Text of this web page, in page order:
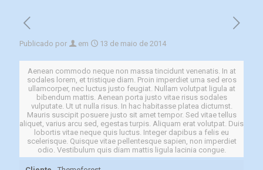
Publicado por em 13 de maio de 2014
Aenean commodo neque non massa tincidunt venenatis. In at
sodales lorem, et tristique diam. Proin imperdiet urna sed eros
ullamcorper, nec luctus justo feugiat. Nullam volutpat ligula at
bibendum mattis. Aenean porta justo vitae risus sodales
vulputate. Ut ut nulla risus. In hac habitasse platea dictumst.
Mauris suscipit posuere justo sit amet tempor. Sed vitae tellus
aliquet, varius arcu sed, egestas turpis. Aliquam erat volutpat. Duis
lobortis vitae neque quis luctus. Integer dapibus a felis eu
scelerisque. Quisque vitae pellentesque sapien, non imperdiet
odio. Vestibulum quis diam mattis ligula lacinia congue.